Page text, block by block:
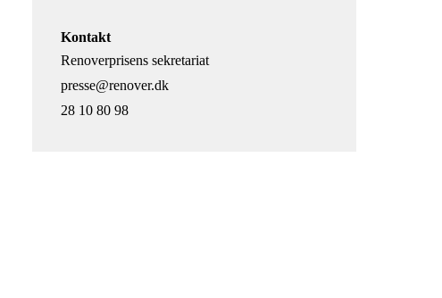
Kontakt
Renoverprisens sekretariat
presse@renover.dk
28 10 80 98